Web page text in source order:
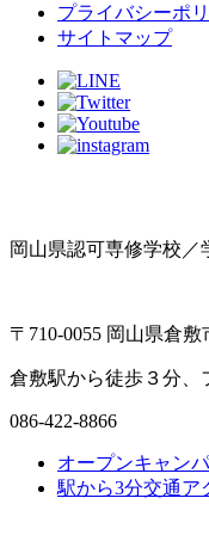
プライバシーポ
サイトマップ
岡山県認可専修学校／
〒710-0055 岡山県倉
倉敷駅から徒歩３分、
086-422-8866
オープンキャン
駅から3分交通ア